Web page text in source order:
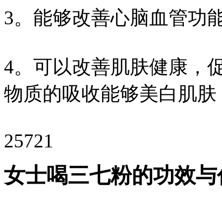
3。能够改善心脑血管功
4。可以改善肌肤健康，
物质的吸收能够美白肌
25721
女士喝三七粉的功效